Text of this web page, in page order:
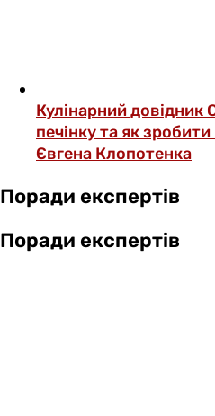
Кулінарний довідник
печінку та як
Євгена Клопотенка
Поради експертів
Поради експертів